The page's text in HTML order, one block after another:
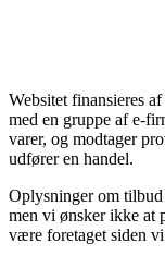
Websitet finansieres
med en gruppe af e-
varer, og modtager
udfører en handel.
Oplysninger om tilbud
men vi ønsker ikke at
være foretaget siden